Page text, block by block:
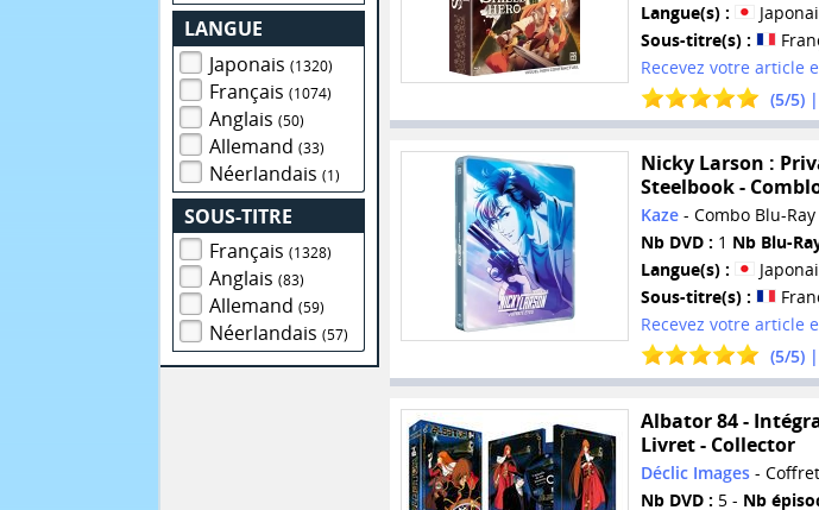
LANGUE
Japonais(1320)
Français(1074)
Anglais(50)
Allemand(33)
Néerlandais(1)
SOUS-TITRE
Français(1328)
Anglais(83)
Allemand(59)
Néerlandais(57)
Langue(s) :
Sous-titre(s) :
Recevez votre article
(5/5) |
Nicky Larson :
Steelbook -
Kaze- Combo Blu-
Nb DVD : 1 Nb Blu-
Langue(s) :
Sous-titre(s) :
Recevez votre article
(5/5) |
Albator 84 -
Livret - Collector
Déclic Images-
Nb DVD : 5 - Nb